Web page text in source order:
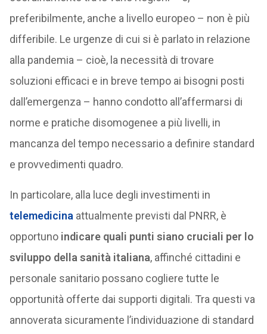
preferibilmente, anche a livello europeo – non è più
differibile. Le urgenze di cui si è parlato in relazione
alla pandemia – cioè, la necessità di trovare
soluzioni efficaci e in breve tempo ai bisogni posti
dall’emergenza – hanno condotto all’affermarsi di
norme e pratiche disomogenee a più livelli, in
mancanza del tempo necessario a definire standard
e provvedimenti quadro.
In particolare, alla luce degli investimenti in
telemedicina attualmente previsti dal PNRR, è
opportunoindicare quali punti siano cruciali per lo
sviluppo della sanità italiana, affinché cittadini e
personale sanitario possano cogliere tutte le
opportunità offerte dai supporti digitali. Tra questi va
annoverata sicuramente l’individuazione di standard